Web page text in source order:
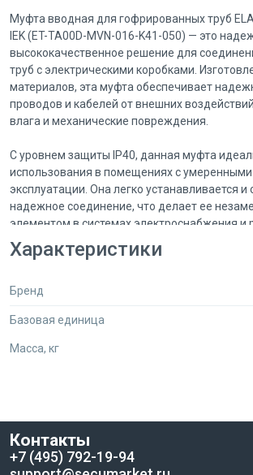
Муфта вводная для гофрированных труб
IEK (ET-TA00D-MVN-016-K41-050) — это
высококачественное решение для
труб с электрическими коробками.
материалов, эта муфта обеспечивает
проводов и кабелей от внешних
влага и механические повреждения.
С уровнем защиты IP40, данная муфта
использования в помещениях с
эксплуатации. Она легко устанавливается и
надежное соединение, что делает ее
элементом в системах электроснабжения и
Конструкция муфты позволяет быстро и
монтажа. Благодаря своей
идеальным выбором как для
любителей.
Характеристики
Бренд
Базовая единица
Масса, кг
Контакты
+7 (495) 792-19-94